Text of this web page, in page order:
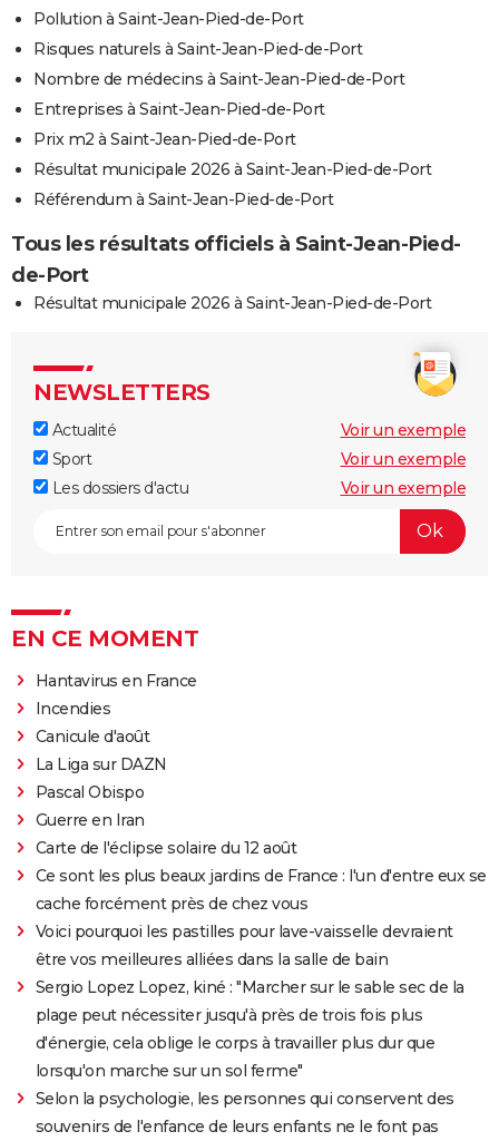
Pollution à Saint-Jean-Pied-de-Port
Risques naturels à Saint-Jean-Pied-de-Port
Nombre de médecins à Saint-Jean-Pied-de-Port
Entreprises à Saint-Jean-Pied-de-Port
Prix m2 à Saint-Jean-Pied-de-Port
Résultat municipale 2026 à Saint-Jean-Pied-de-Port
Référendum à Saint-Jean-Pied-de-Port
Tous les résultats officiels à Saint-Jean-Pied-
de-Port
Résultat municipale 2026 à Saint-Jean-Pied-de-Port
NEWSLETTERS
Actualité
Voir un exemple
Sport
Voir un exemple
Les dossiers d'actu
Voir un exemple
EN CE MOMENT
Hantavirus en France
Incendies
Canicule d'août
La Liga sur DAZN
Pascal Obispo
Guerre en Iran
Carte de l'éclipse solaire du 12 août
Ce sont les plus beaux jardins de France : l'un d'entre eux se
cache forcément près de chez vous
Voici pourquoi les pastilles pour lave-vaisselle devraient
être vos meilleures alliées dans la salle de bain
Sergio Lopez Lopez, kiné : "Marcher sur le sable sec de la
plage peut nécessiter jusqu'à près de trois fois plus
d'énergie, cela oblige le corps à travailler plus dur que
lorsqu'on marche sur un sol ferme"
Selon la psychologie, les personnes qui conservent des
souvenirs de l'enfance de leurs enfants ne le font pas